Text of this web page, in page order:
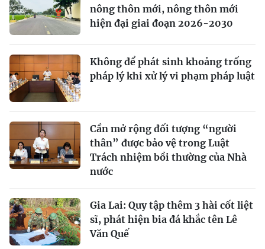
nông thôn mới, nông thôn mới
hiện đại giai đoạn 2026-2030
Không để phát sinh khoảng trống
pháp lý khi xử lý vi phạm pháp luật
Cần mở rộng đối tượng “người
thân” được bảo vệ trong Luật
Trách nhiệm bồi thường của Nhà
nước
Gia Lai: Quy tập thêm 3 hài cốt liệt
sĩ, phát hiện bia đá khắc tên Lê
Văn Quế